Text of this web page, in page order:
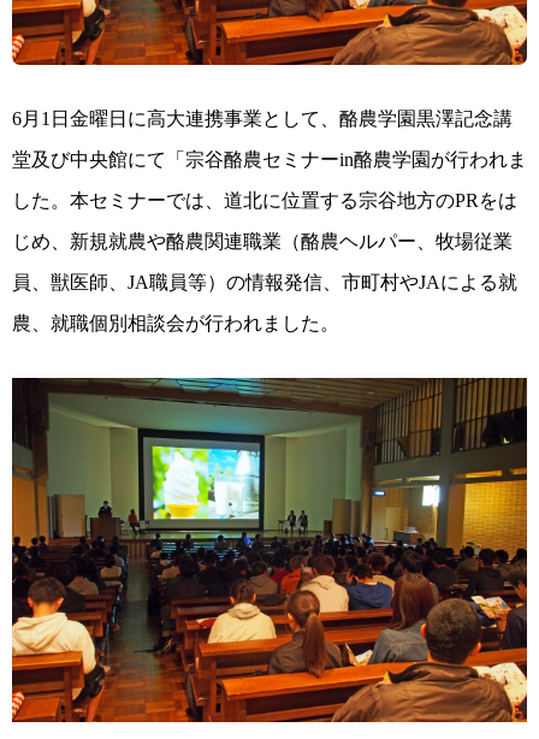
6月 1 日金曜日に高大連携事業として、酪農学園黒澤記念講
堂及び中央館にて「宗谷酪農セミナーin酪農学園が行われま
した。本セミナーでは、道北に位置する宗谷地方のPR をは
じめ、新規就農や酪農関連職業（酪農ヘルパー、牧場従業
員、獣医師、 JA職員等）の情報発信、市町村やJAによる就
農、就職個別相談会が行われました。